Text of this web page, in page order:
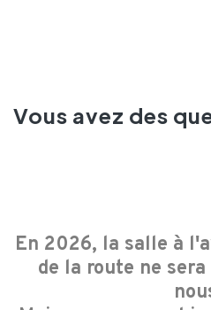
Vous avez des
En 2026, la salle à
de la route ne